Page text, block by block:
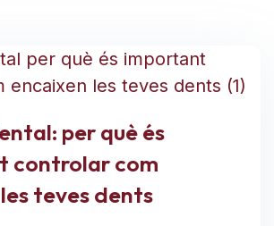
per què és
controlar com
teves dents